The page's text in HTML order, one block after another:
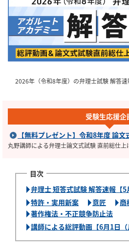
2026年（令和8年度）の弁理士試験 解答速
受験生応援企
【無料プレゼント】令和8年度 論
丸野講師による弁理士論文式試験 直前総仕上
弁理士 短答式試験 解答速報【5
特許・実用新案
意匠 商
著作権法・不正競争防止法
講師による総評動画【6月1日（